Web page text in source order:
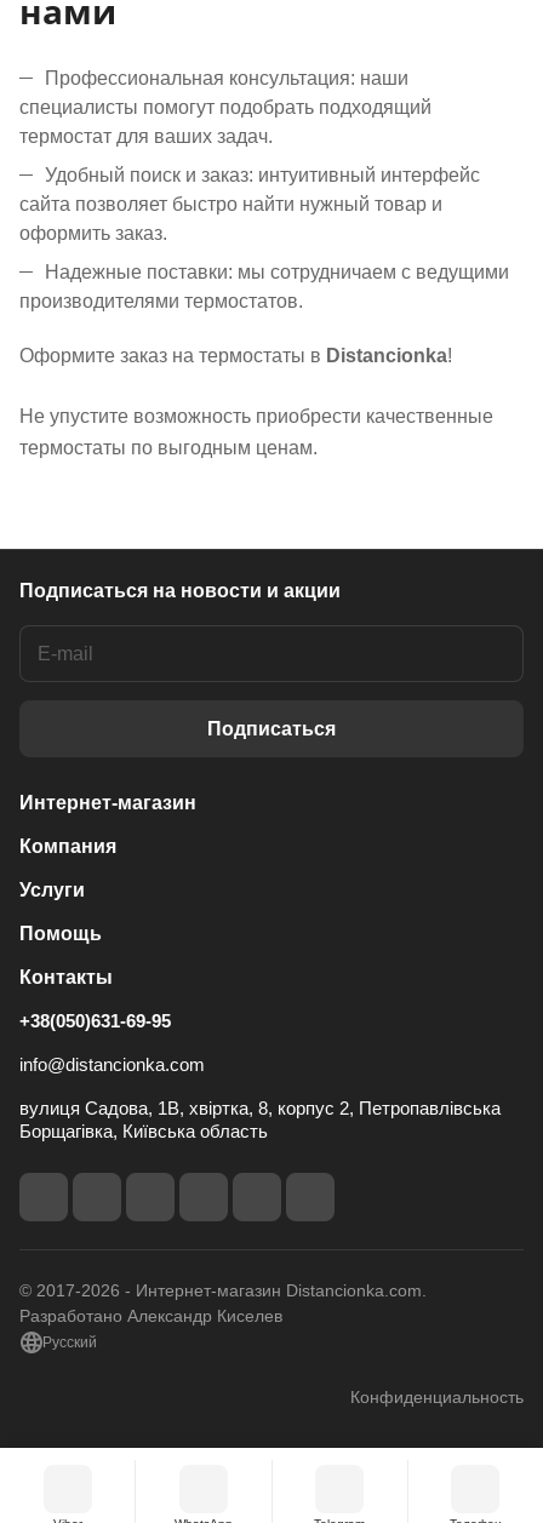
нами
Профессиональная консультация: наши
специалисты помогут подобрать подходящий
термостат для ваших задач.
Удобный поиск и заказ: интуитивный интерфейс
сайта позволяет быстро найти нужный товар и
оформить заказ.
Надежные поставки: мы сотрудничаем с ведущими
производителями термостатов.
Оформите заказ на термостаты в Distancionka!
Не упустите возможность приобрести качественные
термостаты по выгодным ценам.
Подписаться на новости и акции
Подписаться
Интернет-магазин
Компания
Услуги
Помощь
Контакты
+38(050)631-69-95
info@distancionka.com
вулиця Садова, 1В, хвіртка, 8, корпус 2, Петропавлівська
Борщагівка, Київська область
© 2017-2026 - Интернет-магазин Distancionka.com.
Разработано Александр Киселев
Русский
Конфиденциальность